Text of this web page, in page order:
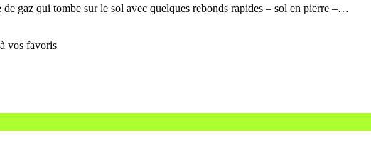
gaz qui tombe sur le sol avec quelques rebonds rapides – sol en pierre –…